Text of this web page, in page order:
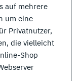
auf mehrere
um eine
Privatnutzer,
die vielleicht
Shop